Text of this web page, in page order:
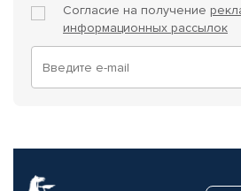
Согласие на получение
информационных рассылок